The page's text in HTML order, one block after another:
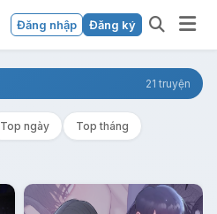
Đăng nhập Đăng ký
21 truyện
Top ngày Top tháng